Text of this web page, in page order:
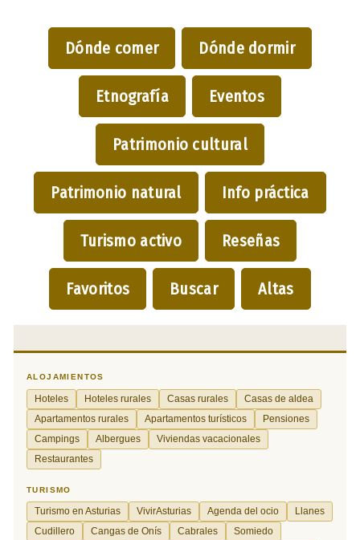
Dónde comer Dónde dormir
Etnografía Eventos
Patrimonio cultural
Patrimonio natural Info práctica
Turismo activo Reseñas
Favoritos Buscar Altas